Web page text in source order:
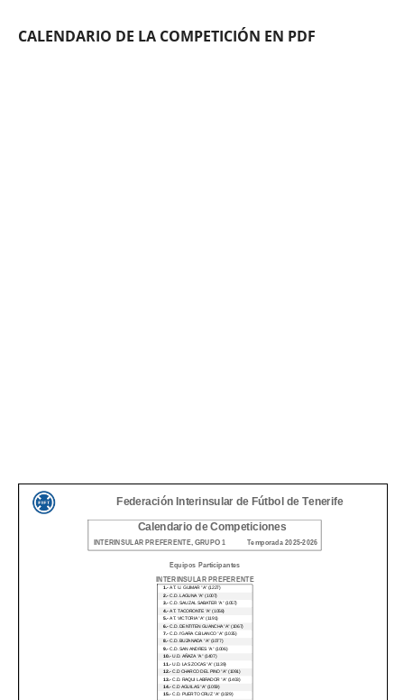
CALENDARIO DE LA COMPETICIÓN EN PDF